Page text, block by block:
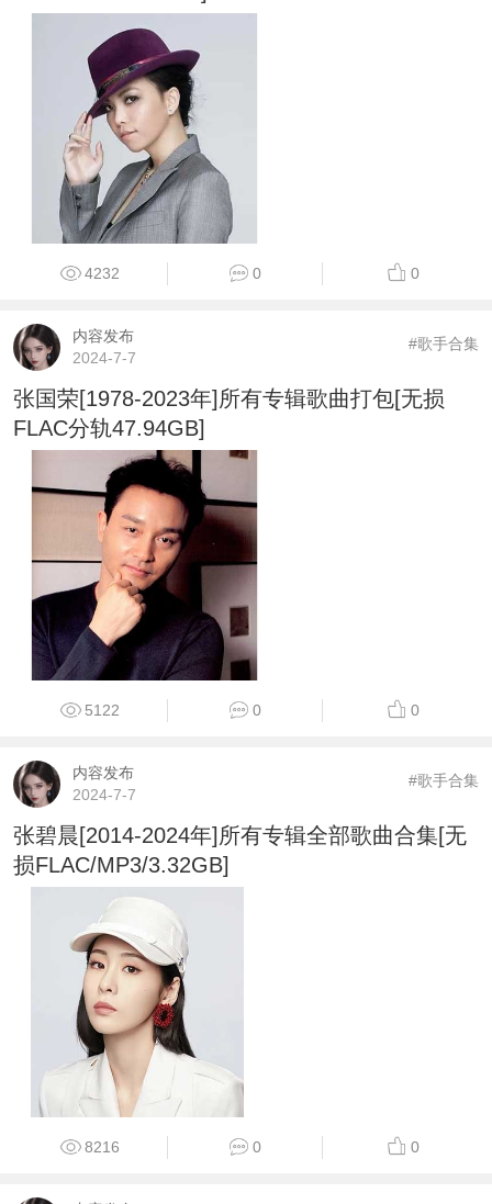
4232 0 0
内容发布
2024-7-7
#歌手合集
张国荣[1978-2023年]所有专辑歌曲打包[无损
FLAC分轨47.94GB]
5122 0 0
内容发布
2024-7-7
#歌手合集
张碧晨[2014-2024年]所有专辑全部歌曲合集[无
损FLAC/MP3/3.32GB]
8216 0 0